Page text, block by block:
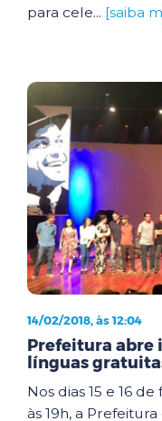
para cele... [saiba
14/02/2018, às 12:04
Prefeitura abre
línguas
Nos dias 15 e 16
às 19h, a